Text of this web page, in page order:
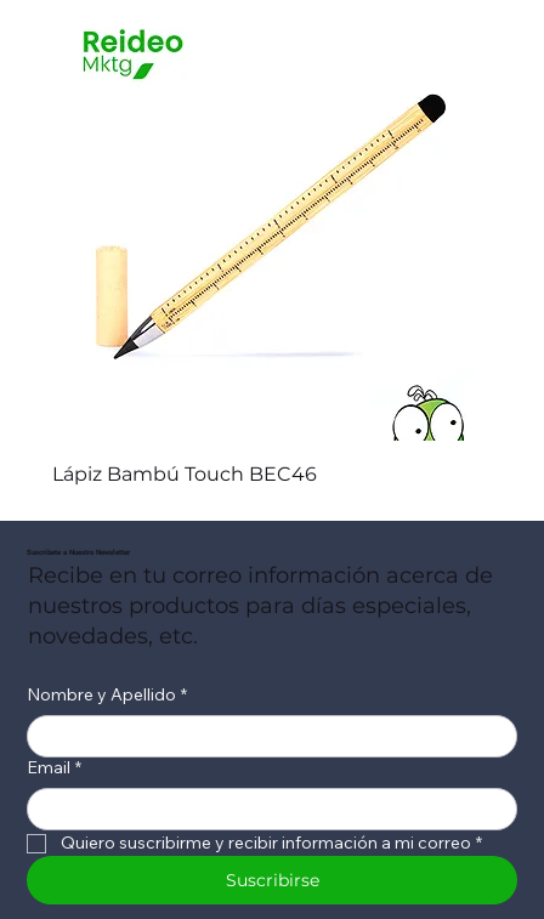
Lápiz Bambú Touch BEC46
Suscribete a Nuestro Newsletter
Recibe en tu correo información acerca de
nuestros productos para días especiales,
novedades, etc.
Nombre y Apellido *
Email *
Quiero suscribirme y recibir información a mi correo *
Suscribirse